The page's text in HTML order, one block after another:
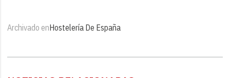
Archivado enHostelería De España